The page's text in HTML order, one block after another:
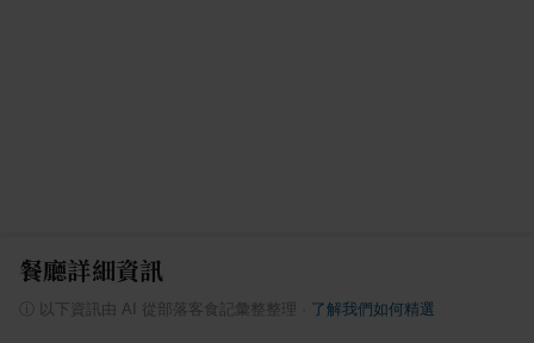
餐廳詳細資訊
以下資訊由 AI 從部落客食記彙整整理 了解我們如何精選